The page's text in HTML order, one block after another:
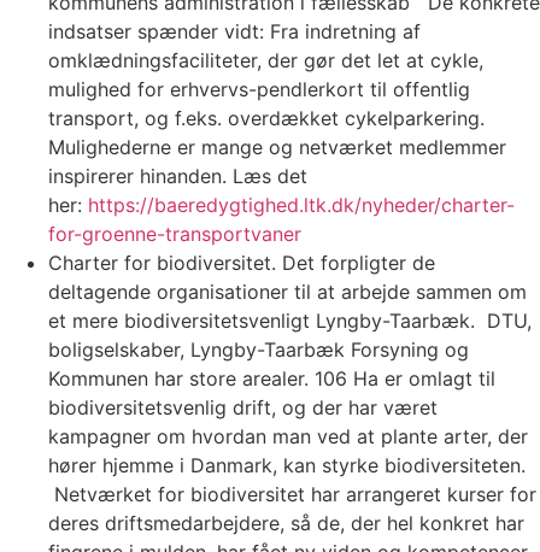
indsatser spænder vidt: Fra indretning af
omklædningsfaciliteter, der gør det let at cykle,
mulighed for erhvervs-pendlerkort til offentlig
transport, og f.eks. overdækket cykelparkering.
Mulighederne er mange og netværket medlemmer
inspirerer hinanden. Læs det
her: https://baeredygtighed.ltk.dk/nyheder/charter-
for-groenne-transportvaner
Charter for biodiversitet. Det forpligter de
deltagende organisationer til at arbejde sammen om
et mere biodiversitetsvenligt Lyngby-Taarbæk. DTU,
boligselskaber, Lyngby-Taarbæk Forsyning og
Kommunen har store arealer. 106 Ha er omlagt til
biodiversitetsvenlig drift, og der har været
kampagner om hvordan man ved at plante arter, der
hører hjemme i Danmark, kan styrke biodiversiteten.
Netværket for biodiversitet har arrangeret kurser for
deres driftsmedarbejdere, så de, der hel konkret har